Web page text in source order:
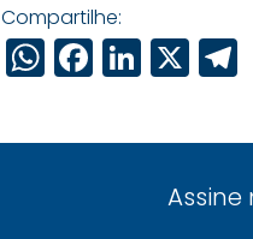
Compartilhe:
WhatsApp
X